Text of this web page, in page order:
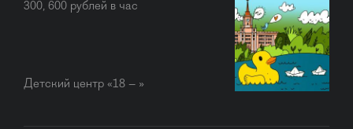
300, 600 рублей в час
Детский центр «18 – »